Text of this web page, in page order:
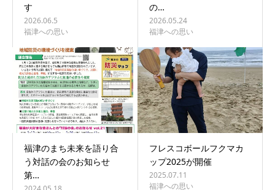
す
2026.06.5
福津への思い
の…
2026.05.24
福津への思い
福津のまち未来を語り合
う対話の会のお知らせ
第…
フレスコボールフクマカ
ップ2025が開催
2025.07.11
福津への思い